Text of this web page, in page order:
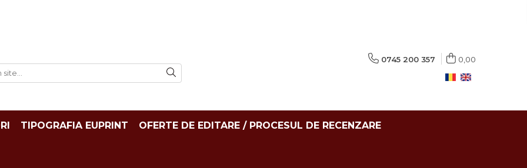
0745 200 357 0,00
TIPOGRAFIA EUPRINT OFERTE DE EDITARE / PROCESUL DE RECENZARE